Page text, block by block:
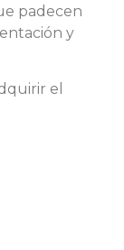
padecen
y
el